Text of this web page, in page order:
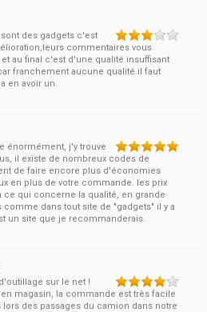
des gadgets c'est
commentaires vous
au final c'est d'une qualité insuffisant
franchement aucune qualité.il faut
en avoir un.
énormément, j'y trouve
il existe de nombreux codes de
de faire encore plus d'économies
en plus de votre commande. les prix
ce qui concerne la qualité, en grande
dans tout site de "gadgets" il y a
un site que je recommanderais.
sur le net !
magasin, la commande est très facile
des passages du camion dans notre